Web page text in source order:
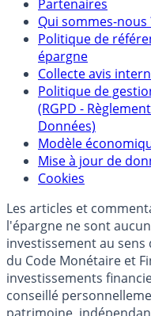
Mentions légales
Partenaires
Qui sommes-nous
Politique de
épargne
Collecte avis
Politique de
(RGPD -
Données)
Modèle
Mise à jour de
Cookies
Les articles et
l'épargne ne sont
investissement au sens
du Code Monétaire et
investissements